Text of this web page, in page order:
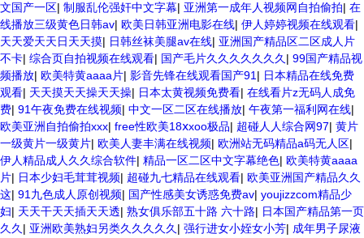
文国产一区| 制服乱伦强奸中文字幕| 亚洲第一成年人视频网自拍偷拍| 在
线播放三级黄色日韩av| 欧美日韩亚洲电影在线| 伊人婷婷视频在线观看|
天天爱天天日天天摸| 日韩丝袜美腿av在线| 亚洲国产精品区二区成人片
不卡| 综合页自拍视频在线观看| 国产毛片久久久久久久久 | 99国产精品视
频播放| 欧美特黄aaaa片| 影音先锋在线观看国产91 | 日本精品在线免费
观看| 天天摸天天操天天操| 日本太黄视频免费看| 在线看片z无码人成免
费| 91午夜免费在线视频| 中文一区二区在线播放| 午夜第一福利网在线|
欧美亚洲自拍偷拍xxx| free性欧美18ⅹxoo极品| 超碰人人综合网97| 黄片
一级黄片一级黄片| 欧美人妻丰满在线视频| 欧洲站无码精品a码无人区|
伊人精品成人久久综合软件| 精品一区二区中文字幕绝色| 欧美特黄aaaa
片| 日本少妇毛茸茸视频| 超碰九七精品在线观看| 欧美亚洲国产精品久久
这| 91九色成人原创视频| 国产性感美女诱惑免费av| youjizzcom精品少
妇| 天天干天天插天天透| 熟女俱乐部五十路 六十路| 日本国产精品第一页
久久 | 亚洲欧美熟妇另类久久久久久 | 强行进女小姪女小芳| 成年男子尿液